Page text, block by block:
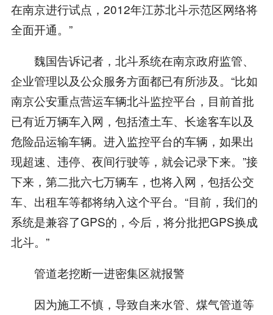
在南京进行试点，2012年江苏北斗示范区网络将
全面开通。”
魏国告诉记者，北斗系统在南京政府监管、
企业管理以及公众服务方面都已有所涉及。“比如
南京公安重点营运车辆北斗监控平台，目前首批
已有近万辆车入网，包括渣土车、长途客车以及
危险品运输车辆。进入监控平台的车辆，如果出
现超速、违停、夜间行驶等，就会记录下来。”接
下来，第二批六七万辆车，也将入网，包括公交
车、出租车等都将纳入这个平台。“目前，我们的
系统是兼容了GPS的，今后，将分批把GPS换成
北斗。”
管道老挖断一进密集区就报警
因为施工不慎，导致自来水管、煤气管道等